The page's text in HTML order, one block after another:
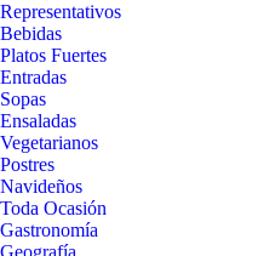
Representativos
Bebidas
Platos Fuertes
Entradas
Sopas
Ensaladas
Vegetarianos
Postres
Navideños
Toda Ocasión
Gastronomía
Geografía